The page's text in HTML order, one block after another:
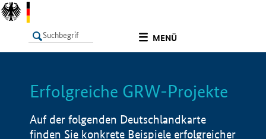
MENÜ
LISTE Info
Erfolgreiche GRW-Projekte
Auf der folgenden Deutschlandkarte
finden Sie konkrete Beispiele erfolgreicher